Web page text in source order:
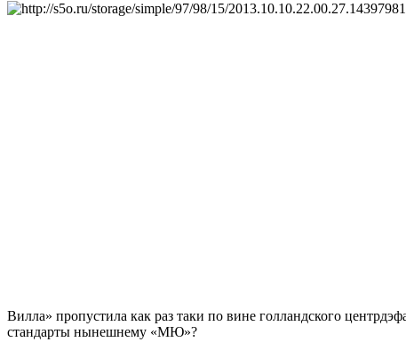
Вилла» пропустила как раз таки по вине голландского
стандарты нынешнему «МЮ»?